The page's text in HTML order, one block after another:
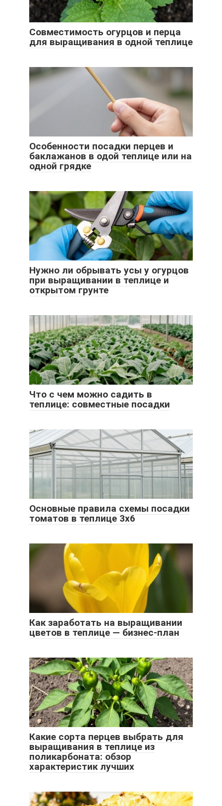
Совместимость огурцов и перца
для выращивания в одной теплице
Особенности посадки перцев и
баклажанов в одой теплице или на
одной грядке
Нужно ли обрывать усы у огурцов
при выращивании в теплице и
открытом грунте
Что с чем можно садить в
теплице: совместные посадки
Основные правила схемы посадки
томатов в теплице 3х6
Как заработать на выращивании
цветов в теплице — бизнес-план
Какие сорта перцев выбрать для
выращивания в теплице из
поликарбоната: обзор
характеристик лучших